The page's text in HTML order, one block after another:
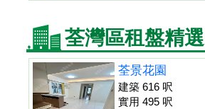
荃灣區租盤精選
荃景花園
建築 616 呎
實用 495 呎